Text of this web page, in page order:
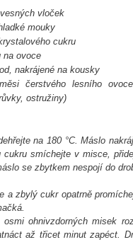
vloček
mouky
cukru
na ovoce
nakrájené na kousky
čerstvého lesního ovoce
ostružiny)
na 180 °C. Máslo
cukru smíchejte v misce,
se zbytkem nespojí do
a zbylý cukr opatrně
ohnivzdorných misek
až třicet minut zapéct.